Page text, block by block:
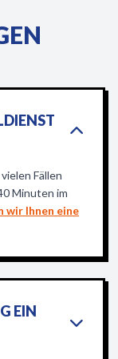
Fällen
Minuten im
wir Ihnen eine
EIN